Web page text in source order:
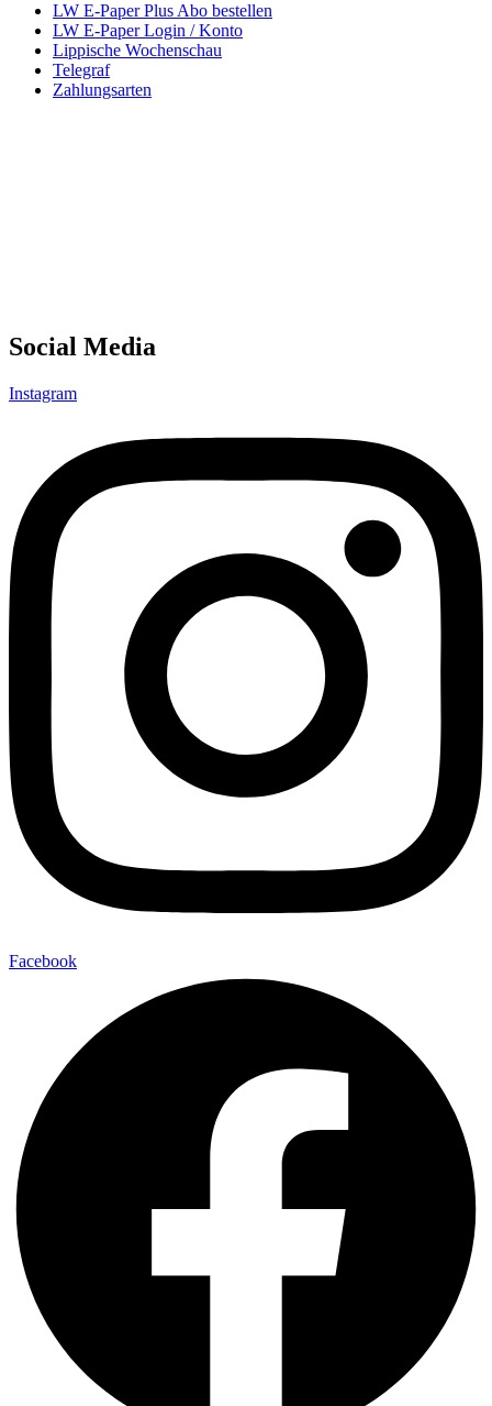
LW E-Paper Plus Abo bestellen
LW E-Paper Login / Konto
Lippische Wochenschau
Telegraf
Zahlungsarten
Social Media
Instagram
Facebook